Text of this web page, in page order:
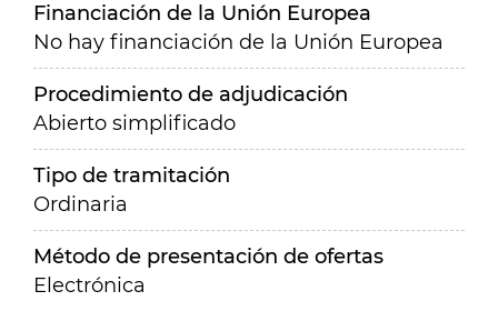
Financiación de la Unión Europea
No hay financiación de la Unión Europea
Procedimiento de adjudicación
Abierto simplificado
Tipo de tramitación
Ordinaria
Método de presentación de ofertas
Electrónica